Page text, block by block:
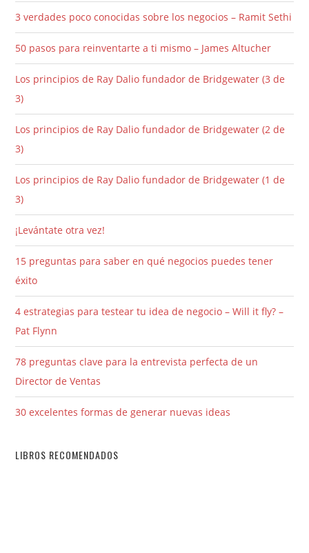
3 verdades poco conocidas sobre los negocios – Ramit Sethi
50 pasos para reinventarte a ti mismo – James Altucher
Los principios de Ray Dalio fundador de Bridgewater (3 de
3)
Los principios de Ray Dalio fundador de Bridgewater (2 de
3)
Los principios de Ray Dalio fundador de Bridgewater (1 de
3)
¡Levántate otra vez!
15 preguntas para saber en qué negocios puedes tener
éxito
4 estrategias para testear tu idea de negocio – Will it fly? –
Pat Flynn
78 preguntas clave para la entrevista perfecta de un
Director de Ventas
30 excelentes formas de generar nuevas ideas
LIBROS RECOMENDADOS